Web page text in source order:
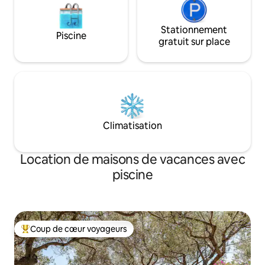
Piscine
Stationnement
gratuit sur place
Climatisation
Location de maisons de vacances avec
piscine
Coups de cœur voyageurs les plus appréciés
Coup de cœur voyageurs